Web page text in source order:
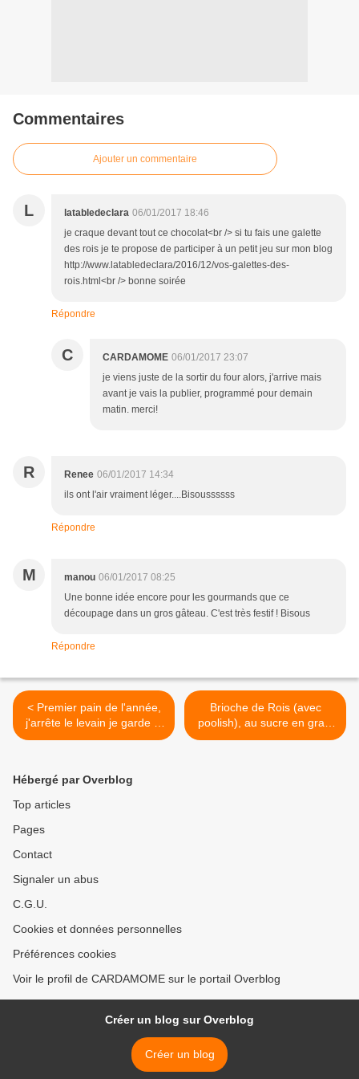
Commentaires
Ajouter un commentaire
L latabledeclara 06/01/2017 18:46
je craque devant tout ce chocolat<br /> si tu fais une galette
des rois je te propose de participer à un petit jeu sur mon blog
http://www.latabledeclara/2016/12/vos-galettes-des-
rois.html<br /> bonne soirée
Répondre
C CARDAMOME 06/01/2017 23:07
je viens juste de la sortir du four alors, j'arrive mais
avant je vais la publier, programmé pour demain
matin. merci!
R Renee 06/01/2017 14:34
ils ont l'air vraiment léger....Bisoussssss
Répondre
M manou 06/01/2017 08:25
Une bonne idée encore pour les gourmands que ce
découpage dans un gros gâteau. C'est très festif ! Bisous
Répondre
< Premier pain de l'année,
j'arrête le levain je garde la
poolish...pain Paillasson
Brioche de Rois (avec
poolish), au sucre en grain
(inspiré de la couronne
Hébergé par Overblog
Top articles
Pages
Contact
Signaler un abus
C.G.U.
Cookies et données personnelles
Préférences cookies
Voir le profil de CARDAMOME sur le portail Overblog
Créer un blog sur Overblog
Créer un blog